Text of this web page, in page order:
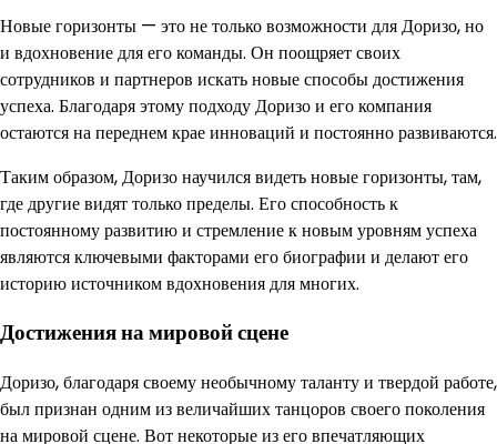
Новые горизонты — это не только возможности для Доризо, но
и вдохновение для его команды. Он поощряет своих
сотрудников и партнеров искать новые способы достижения
успеха. Благодаря этому подходу Доризо и его компания
остаются на переднем крае инноваций и постоянно развиваются.
Таким образом, Доризо научился видеть новые горизонты, там,
где другие видят только пределы. Его способность к
постоянному развитию и стремление к новым уровням успеха
являются ключевыми факторами его биографии и делают его
историю источником вдохновения для многих.
Достижения на мировой сцене
Доризо, благодаря своему необычному таланту и твердой работе,
был признан одним из величайших танцоров своего поколения
на мировой сцене. Вот некоторые из его впечатляющих